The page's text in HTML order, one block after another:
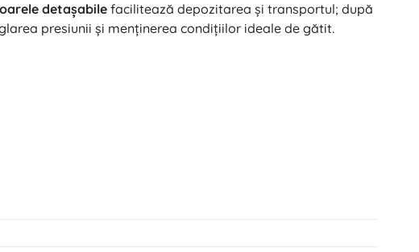
detașabile facilitează depozitarea și transportul; după
presiunii și menținerea condițiilor ideale de gătit.